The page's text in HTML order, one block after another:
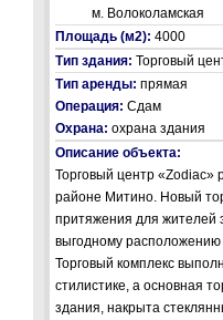
м. Волоколамская
Площадь (м2): 4000
Тип здания: Торговый
Тип аренды: прямая
Операция: Сдам
Охрана: охрана здания
Описание объекта:
Торговый центр «Zodiac»
районе Митино. Новый
притяжения для жителей
выгодному
Торговый комплекс
стилистике, а основная
здания, накрыта